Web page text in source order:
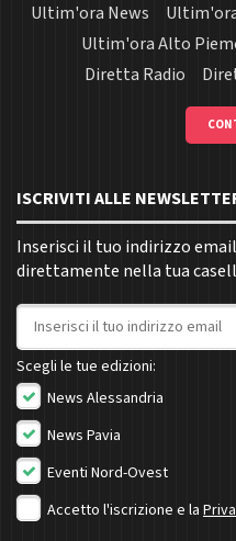
Ultim'ora News
Ultim'ora Alto
Diretta Radio
ISCRIVITI ALLE
Inserisci il tuo indirizzo
direttamente nella tua
Indirizzo email
Scegli le tue edizioni:
News Alessandria
News Pavia
Eventi Nord-Ovest
Accetto l'iscrizione e la